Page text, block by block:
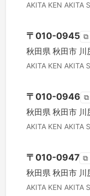
AKITA KEN AKITA
〒 010-0945 ⧉
秋田県 秋田市 川
AKITA KEN AKITA
〒 010-0946 ⧉
秋田県 秋田市 川
AKITA KEN AKITA
〒 010-0947 ⧉
秋田県 秋田市 川
AKITA KEN AKITA